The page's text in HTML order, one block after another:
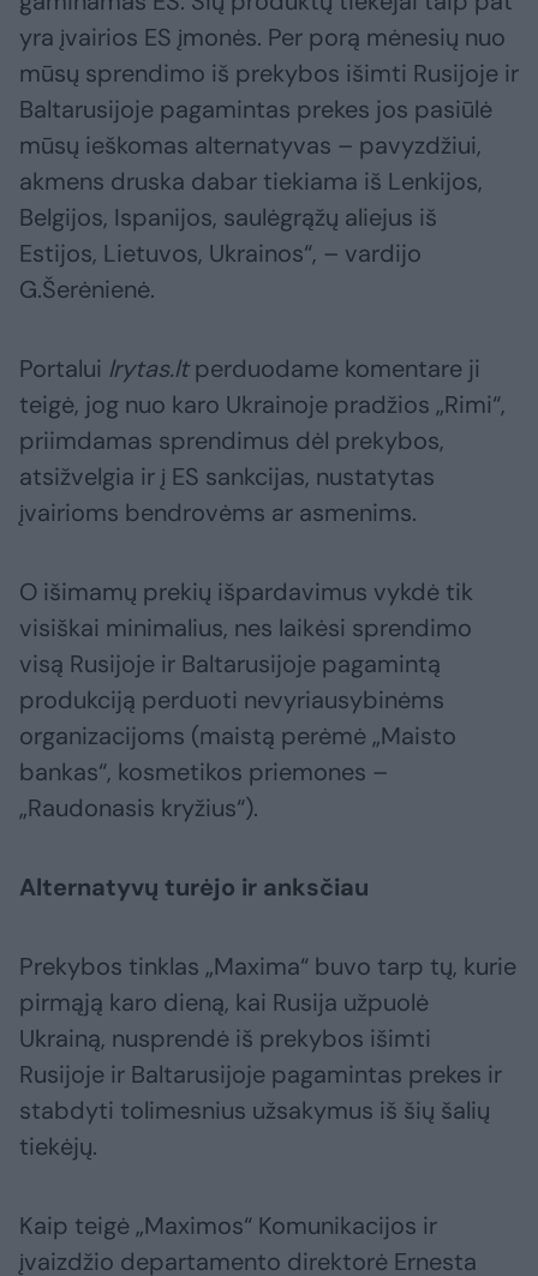
yra įvairios ES įmonės. Per porą mėnesių nuo
mūsų sprendimo iš prekybos išimti Rusijoje ir
Baltarusijoje pagamintas prekes jos pasiūlė
mūsų ieškomas alternatyvas – pavyzdžiui,
akmens druska dabar tiekiama iš Lenkijos,
Belgijos, Ispanijos, saulėgrąžų aliejus iš
Estijos, Lietuvos, Ukrainos“, – vardijo
G.Šerėnienė.
Portalui lrytas.ltperduodame komentare ji
teigė, jog nuo karo Ukrainoje pradžios „Rimi“,
priimdamas sprendimus dėl prekybos,
atsižvelgia ir į ES sankcijas, nustatytas
įvairioms bendrovėms ar asmenims.
O išimamų prekių išpardavimus vykdė tik
visiškai minimalius, nes laikėsi sprendimo
visą Rusijoje ir Baltarusijoje pagamintą
produkciją perduoti nevyriausybinėms
organizacijoms (maistą perėmė „Maisto
bankas“, kosmetikos priemones –
„Raudonasis kryžius“).
Alternatyvų turėjo ir anksčiau
Prekybos tinklas „Maxima“ buvo tarp tų, kurie
pirmąją karo dieną, kai Rusija užpuolė
Ukrainą, nusprendė iš prekybos išimti
Rusijoje ir Baltarusijoje pagamintas prekes ir
stabdyti tolimesnius užsakymus iš šių šalių
tiekėjų.
Kaip teigė „Maximos“ Komunikacijos ir
įvaizdžio departamento direktorė Ernesta